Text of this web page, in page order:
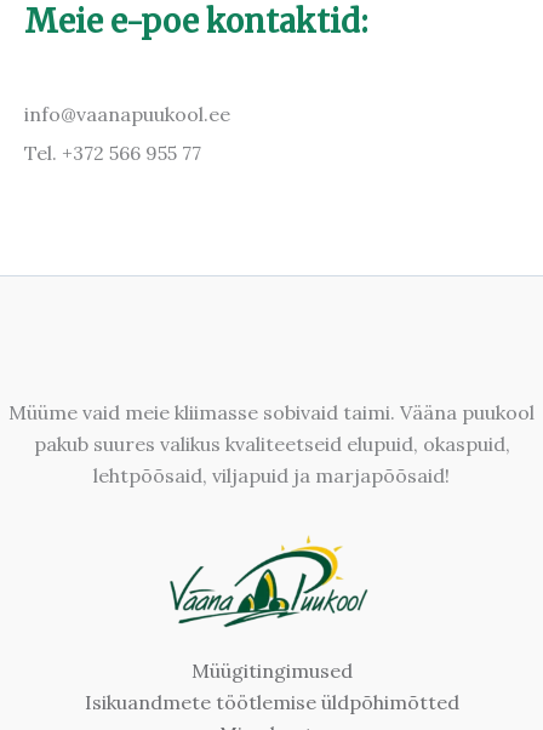
Meie e-poe kontaktid:
info@vaanapuukool.ee
Tel. +372 566 955 77
Müüme vaid meie kliimasse sobivaid taimi. Vääna puukool
pakub suures valikus kvaliteetseid elupuid, okaspuid,
lehtpõõsaid, viljapuid ja marjapõõsaid!
Müügitingimused
Isikuandmete töötlemise üldpõhimõtted